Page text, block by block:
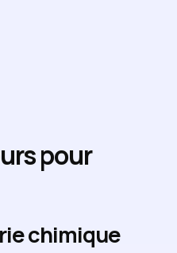
pour
chimique